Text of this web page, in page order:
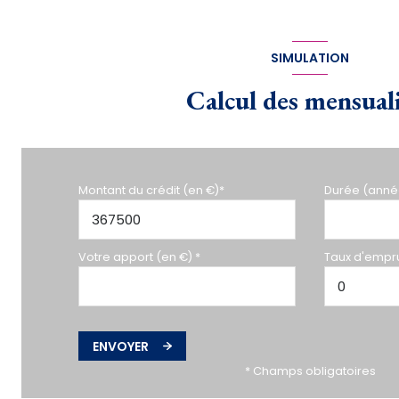
SIMULATION
Calcul des
Montant du crédit (en €)* Durée
Votre apport (en €) * Taux
ENVOYER
* Champs obligatoires